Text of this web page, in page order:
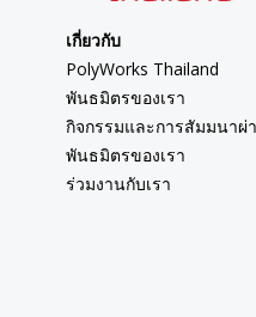
เกี่ยวกับ
PolyWorks Thailand
พันธมิตรของเรา
กิจกรรมและการสัมมนาผ่
พันธมิตรของเรา
ร่วมงานกับเรา